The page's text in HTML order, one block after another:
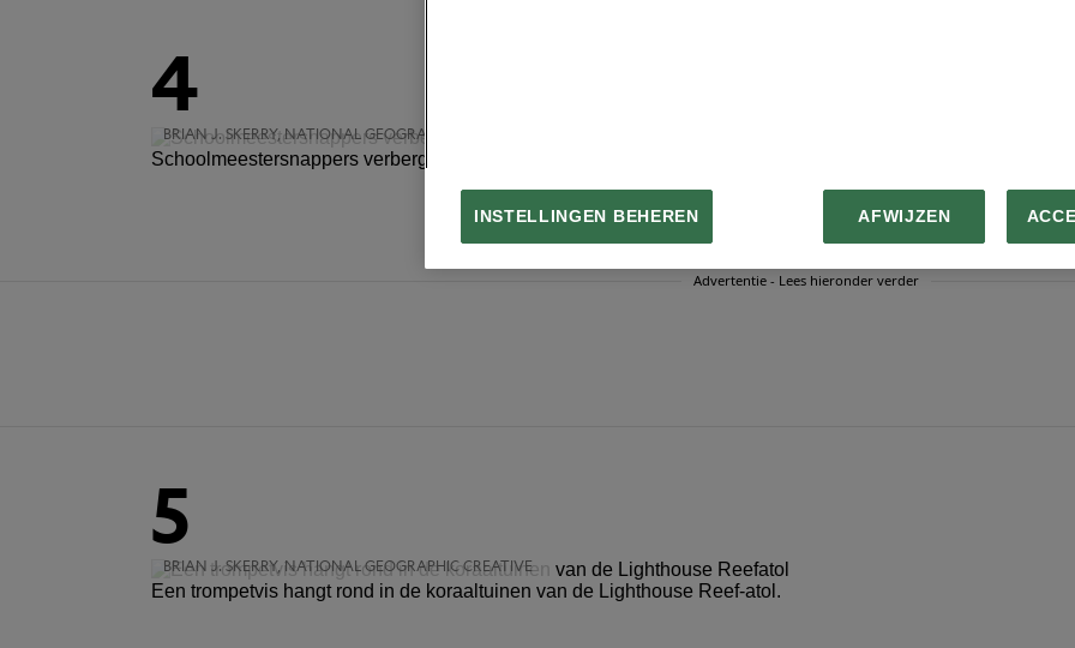
4
BRIAN J. SKERRY, NATIONAL GEOGRAPHIC CREATIVE
Schoolmeestersnappers verbergen zich in hoornkoraal.
Advertentie - Lees hieronder verder
5
BRIAN J. SKERRY, NATIONAL GEOGRAPHIC CREATIVE
Een trompetvis hangt rond in de koraaltuinen van de Lighthouse Reef-atol.
INSTELLINGEN BEHEREN AFWIJZEN